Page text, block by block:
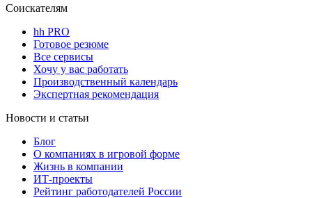
Соискателям
hh PRO
Готовое резюме
Все сервисы
Хочу у вас работать
Производственный календарь
Экспертная рекомендация
Новости и статьи
Блог
О компаниях в игровой форме
Жизнь в компании
ИТ-проекты
Рейтинг работодателей России